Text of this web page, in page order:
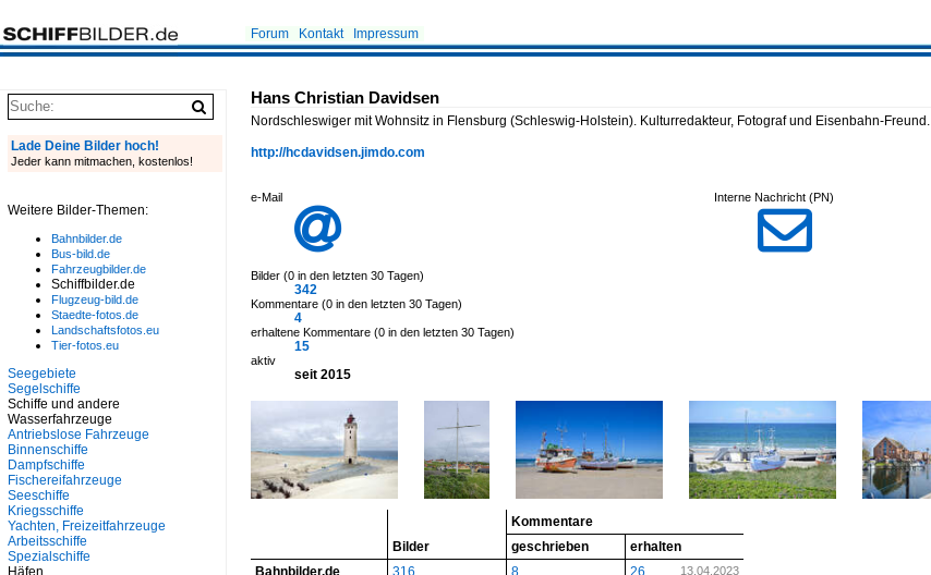
Forum Kontakt Impressum
Hans Christian Davidsen
Nordschleswiger mit Wohnsitz in Flensburg (Schleswig-Holstein). Kulturredakteur, Fotograf und Eisenbahn-Freund.
http://hcdavidsen.jimdo.com
Interne Nachricht (PN)

e-Mail

Bilder (0 in den letzten 30 Tagen)
342
Kommentare (0 in den letzten 30 Tagen)
4
erhaltene Kommentare (0 in den letzten 30 Tagen)
15
aktiv
seit 2015
Bilder
Kommentare
geschrieben
erhalten
Bahnbilder.de
316 8 26 13.04.2023
Lade Deine Bilder hoch!
Jeder kann mitmachen, kostenlos!
Weitere Bilder-Themen:
Bahnbilder.de
Bus-bild.de
Fahrzeugbilder.de
Schiffbilder.de
Flugzeug-bild.de
Staedte-fotos.de
Landschaftsfotos.eu
Tier-fotos.eu
Seegebiete
Segelschiffe
Schiffe und andere
Wasserfahrzeuge
Antriebslose Fahrzeuge
Binnenschiffe
Dampfschiffe
Fischereifahrzeuge
Seeschiffe
Kriegsschiffe
Yachten, Freizeitfahrzeuge
Arbeitsschiffe
Spezialschiffe
Häfen